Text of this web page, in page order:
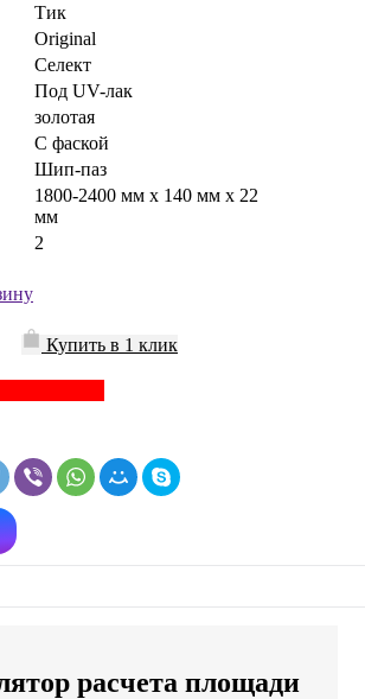
Тик
Original
Селект
Под UV-лак
золотая
С фаской
Шип-паз
1800-2400 мм x 140 мм x 22
мм
2
Купить в 1 клик
расчета площади